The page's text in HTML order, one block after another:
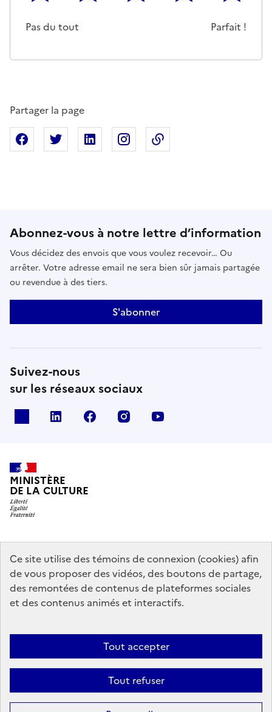
Ce site utilise des témoins de connexion (cookies) afin
de vous proposer des vidéos, des boutons de partage,
des remontées de contenus de plateformes sociales
et des contenus animés et interactifs.
Tout accepter
Tout refuser
Pas du tout Parfait !
Partager la page
Partager sur Facebook
Partager sur XPartager sur Linkedin
Partager sur Instagram
Abonnez-vous à notre lettre d’information
Vous décidez des envois que vous voulez recevoir… Ou
arrêter. Votre adresse email ne sera bien sûr jamais partagée
ou revendue à des tiers.
S'abonner
Suivez-nous
sur les réseaux sociaux
linkedin facebook instagram
MINISTÈRE
DE LA CULTURE
data.gouv.fr legifrance.gouv.fr
info.gouv.fr
service-public.gouv.fr
Mentions légales Accessibilité : partiellement conforme
Politique
d’utilisation des témoins de connexion (cookies)
Plan du site
Sauf mention contraire, tous les contenus de ce site sont sous